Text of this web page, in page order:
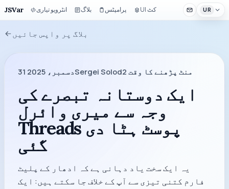
JSVar انٹرویو تیاری بلاگ پرامپٹس UI کٹ UR
بلاگ پر واپس جائیں
31 دسمبر، 2025Sergei Solod2 منٹ پڑھنے کا وقت
ایک دوستانہ تبصرے کی
وجہ سے میری وائرل
Threads پوسٹ ہٹا دی
گئی
یہ ایک سخت یاد دہانی ہے کہ ادھار کے پلیٹ
فارم کتنی تیزی سے آپ کے خلاف جا سکتے ہیں: ایک